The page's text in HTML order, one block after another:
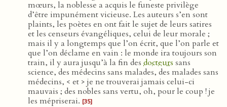
mœurs, la noblesse a acquis le funeste privilège
d’être impunément vicieuse. Les auteurs s’en sont
plaints, les poètes en ont fait le sujet de leurs satires
et les censeurs évangéliques, celui de leur morale ;
mais il y a longtemps que l’on écrit, que l’on parle et
que l’on déclame en vain : le monde ira toujours son
train, il y aura jusqu’à la fin des docteurs sans
science, des médecins sans malades, des malades sans
médecins, < et > je ne trouverai jamais celui-ci
mauvais ; des nobles sans vertu, oh, pour le coup ! je
les mépriserai. [35]